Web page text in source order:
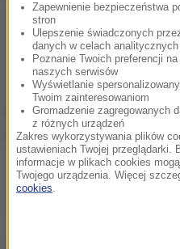
Jelina Switolina (Ukraina,
(Australia) 7:6 (7-3), 6:1
Johanna Konta (W.
(Chiny) 6:4, 6:0
Madison Keys (USA, 8) -
6:3, 6:7 (2-7), 7:6 (7-5)
Zapewnienie bezpieczeństwa
stron
Ulepszenie świadczonych
danych w celach
Poznanie Twoich preferencji
naszych serwisów
Wyświetlanie
Twoim zainteresowaniom
Gromadzenie zagregowanych
z różnych urządzeń
Zakres wykorzystywania plików
ustawieniach Twojej przeglądarki.
informacje w plikach cookies
Twojego urządzenia. Więcej
cookies